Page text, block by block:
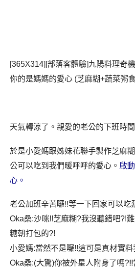
[365X314][部落客體驗]九陽料理奇
你的是媽媽的愛心 (芝麻糊+蔬菜粥
天氣轉涼了。親愛的老公的下班時
於是小愛媽跟姊妹花聯手製作芝麻
公可以吃到我們暖呼呼的愛心。 啟
心 。
老公加班辛苦囉!!等一下回家可以吃
Oka桑:沙咪!!芝麻糊?我沒聽錯吧?!
糖朝打包的?!
小愛媽:當然不是囉!!這可是真材實
Oka桑:(大驚)你被外星人附身了嗎